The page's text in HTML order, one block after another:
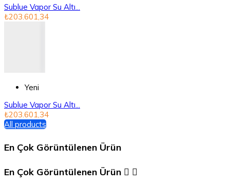
Sublue Vapor Su Altı...
₺203.601,34
Yeni
Sublue Vapor Su Altı...
₺203.601,34
All products
En Çok Görüntülenen Ürün
En Çok Görüntülenen Ürün  